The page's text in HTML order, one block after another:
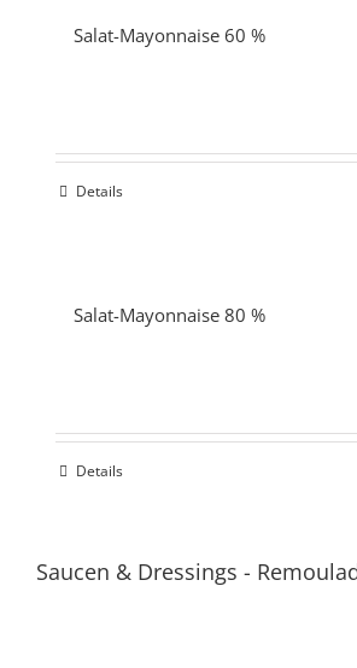
Salat-Mayonnaise 60 %
Details
Salat-Mayonnaise 80 %
Details
Saucen & Dressings -